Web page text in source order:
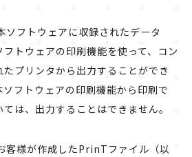
ソフトウェアに収録されたデータ
トウェアの印刷機能を使って、コン
たプリンタから出力することができ
フトウェアの印刷機能から印刷で
は、出力することはできません。
客様が作成したPrinTファイル（以